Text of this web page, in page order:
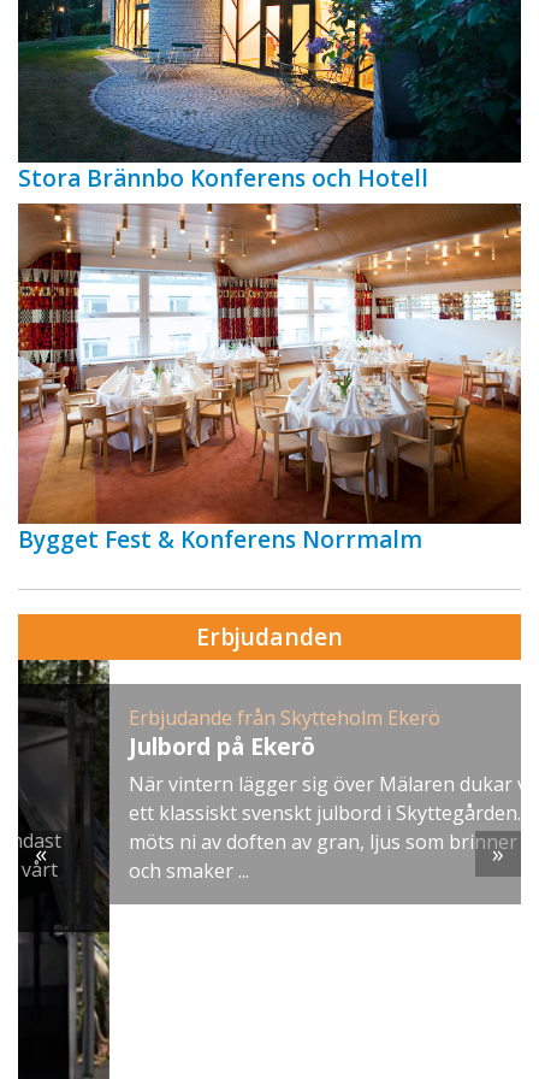
Stora Brännbo Konferens och Hotell
Bygget Fest & Konferens Norrmalm
Erbjudanden
Erbjudande från Skytteholm Ekerö
Julbord på Ekerö
När vintern lägger sig över Mälaren dukar vi upp
ett klassiskt svenskt julbord i Skyttegården. Här
möts ni av doften av gran, ljus som brinner stilla
och smaker ...
« »